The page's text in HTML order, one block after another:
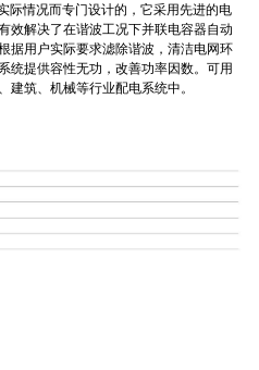
际情况而专门设计的，它采用先进的电
效解决了在谐波工况下并联电容器自动
据用户实际要求滤除谐波，清洁电网环
统提供容性无功，改善功率因数。可用
建筑、机械等行业配电系统中。